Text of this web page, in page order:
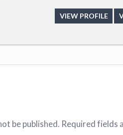
VIEW PROFILE
be published. Required fields